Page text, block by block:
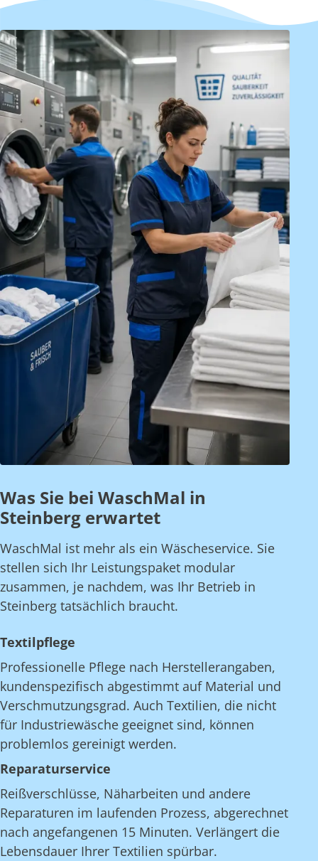
Was Sie bei WaschMal in
Steinberg erwartet
WaschMal ist mehr als ein Wäscheservice. Sie
stellen sich Ihr Leistungspaket modular
zusammen, je nachdem, was Ihr Betrieb in
Steinberg tatsächlich braucht.
Textilpflege
Professionelle Pflege nach Herstellerangaben,
kundenspezifisch abgestimmt auf Material und
Verschmutzungsgrad. Auch Textilien, die nicht
für Industriewäsche geeignet sind, können
problemlos gereinigt werden.
Reparaturservice
Reißverschlüsse, Näharbeiten und andere
Reparaturen im laufenden Prozess, abgerechnet
nach angefangenen 15 Minuten. Verlängert die
Lebensdauer Ihrer Textilien spürbar.